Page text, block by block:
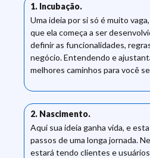
1. Incubação.
Uma ideia por si só é muito
que ela começa a ser
definir as funcionalidades,
negócio. Entendendo e
melhores caminhos para você
2. Nascimento.
Aqui sua ideia ganha vida, e
passos de uma longa jornada.
estará tendo clientes e